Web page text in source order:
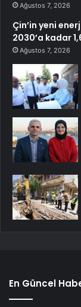
Ağustos 7, 2026
Çin’in yeni
2030’a kadar
Ağustos 7, 2026
En Güncel